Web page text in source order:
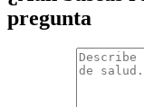
pregunta